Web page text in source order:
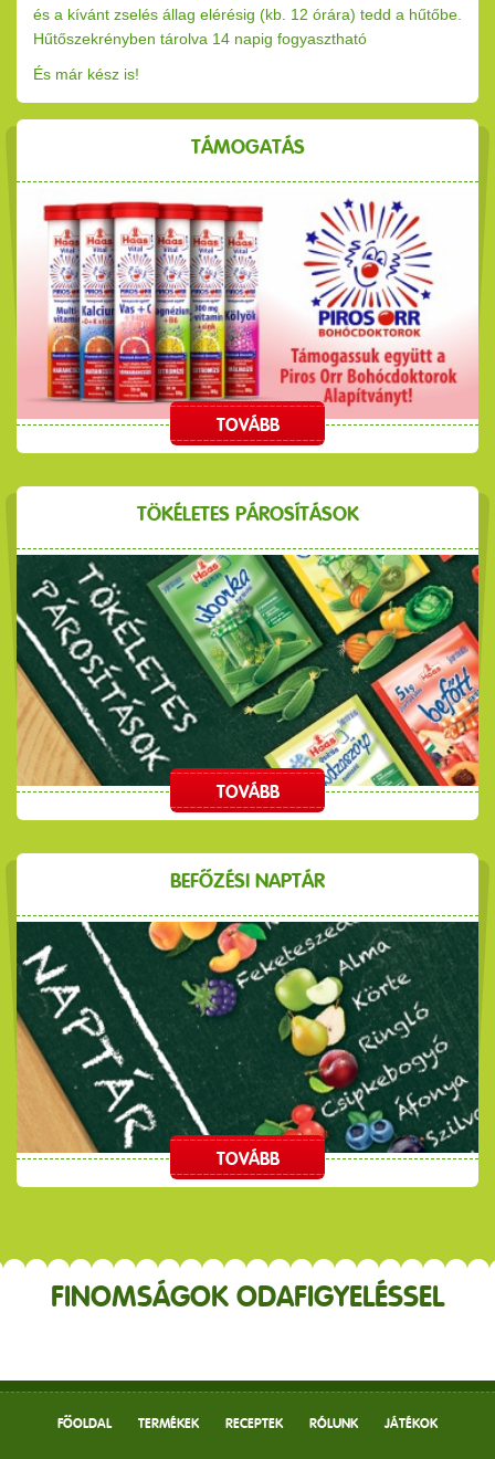
és a kívánt zselés állag elérésig (kb. 12 órára) tedd a hűtőbe.
Hűtőszekrényben tárolva 14 napig fogyasztható
És már kész is!
TÁMOGATÁS
TOVÁBB
TÖKÉLETES PÁROSÍTÁSOK
TOVÁBB
BEFŐZÉSI NAPTÁR
TOVÁBB
FINOMSÁGOK ODAFIGYELÉSSEL
FŐOLDAL TERMÉKEK RECEPTEK RÓLUNK JÁTÉKOK